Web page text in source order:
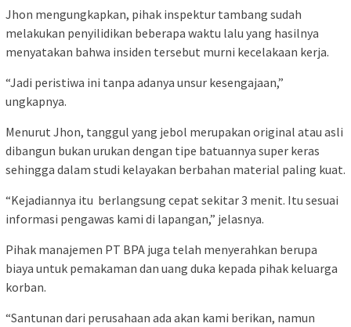
Jhon mengungkapkan, pihak inspektur tambang sudah
melakukan penyilidikan beberapa waktu lalu yang hasilnya
menyatakan bahwa insiden tersebut murni kecelakaan kerja.
“Jadi peristiwa ini tanpa adanya unsur kesengajaan,”
ungkapnya.
Menurut Jhon, tanggul yang jebol merupakan original atau asli
dibangun bukan urukan dengan tipe batuannya super keras
sehingga dalam studi kelayakan berbahan material paling kuat.
“Kejadiannya itu berlangsung cepat sekitar 3 menit. Itu sesuai
informasi pengawas kami di lapangan,” jelasnya.
Pihak manajemen PT BPA juga telah menyerahkan berupa
biaya untuk pemakaman dan uang duka kepada pihak keluarga
korban.
“Santunan dari perusahaan ada akan kami berikan, namun